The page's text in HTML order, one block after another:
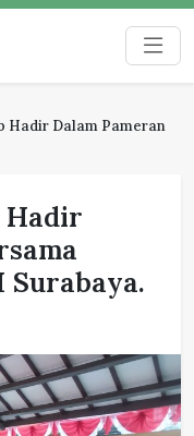
Hadir Dalam Pameran
Hadir
Surabaya.